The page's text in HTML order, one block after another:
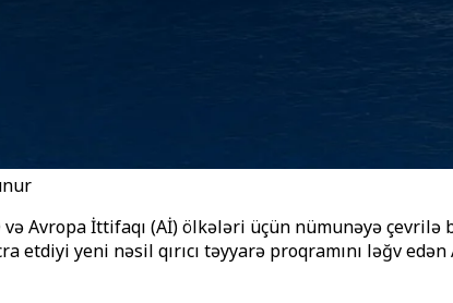
Avropa İttifaqı (Aİ) ölkələri üçün nümunəyə çevrilə
yeni nəsil qırıcı təyyarə proqramını ləğv edən